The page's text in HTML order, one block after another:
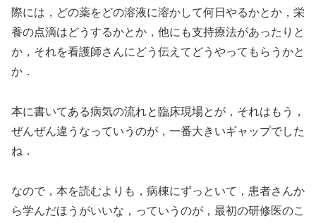
際には，どの薬をどの溶液に溶かして何日やるかとか，栄
養の点滴はどうするかとか，他にも支持療法があったりと
か，それを看護師さんにどう伝えてどうやってもらうかと
か．
本に書いてある病気の流れと臨床現場とが，それはもう，
ぜんぜん違うなっていうのが，一番大きいギャップでした
ね．
なので，本を読むよりも，病棟にずっといて，患者さんか
ら学んだほうがいいな，っていうのが，最初の研修医のこ